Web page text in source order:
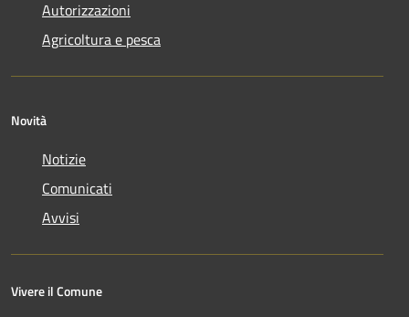
Autorizzazioni
Agricoltura e pesca
Novità
Notizie
Comunicati
Avvisi
Vivere il Comune